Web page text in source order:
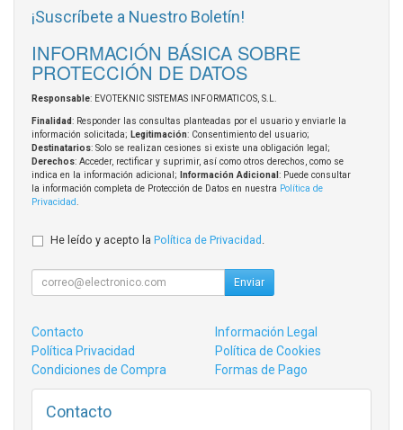
¡Suscríbete a Nuestro Boletín!
INFORMACIÓN BÁSICA SOBRE
PROTECCIÓN DE DATOS
Responsable: EVOTEKNIC SISTEMAS INFORMATICOS, S.L.
Finalidad: Responder las consultas planteadas por el usuario y enviarle la
información solicitada; Legitimación: Consentimiento del usuario;
Destinatarios: Solo se realizan cesiones si existe una obligación legal;
Derechos: Acceder, rectificar y suprimir, así como otros derechos, como se
indica en la información adicional;
Información Adicional : Puede consultar
la información completa de Protección de Datos en nuestra Política de
Privacidad
He leído y acepto la Política de Privacidad .
Enviar
Contacto
Información Legal
Política Privacidad
Política de Cookies
Condiciones de Compra
Formas de Pago
Contacto